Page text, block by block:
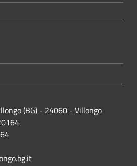
(BG) - 24060 - Villongo